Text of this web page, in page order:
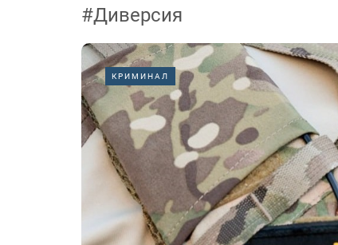
#Диверсия
КРИМИНАЛ